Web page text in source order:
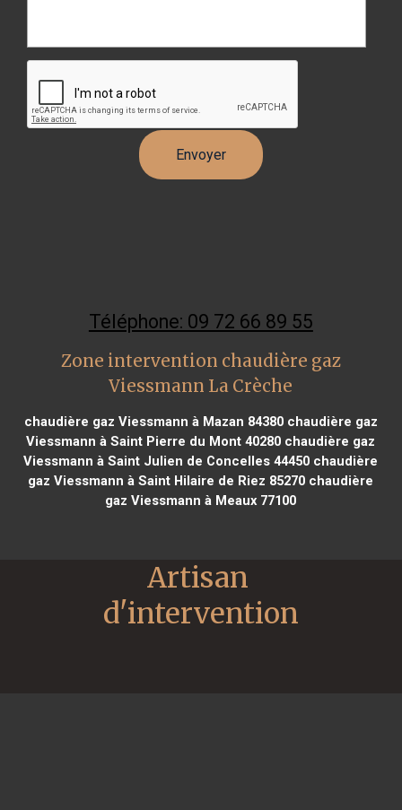
Téléphone: 09 72 66 89 55
Zone intervention chaudière gaz
Viessmann La Crèche
chaudière gaz Viessmann à Mazan 84380chaudière gaz
Viessmann à Saint Pierre du Mont 40280 chaudière gaz
Viessmann à Saint Julien de Concelles 44450 chaudière
gaz Viessmann à Saint Hilaire de Riez 85270 chaudière
gaz Viessmann à Meaux 77100
Artisan
d'intervention